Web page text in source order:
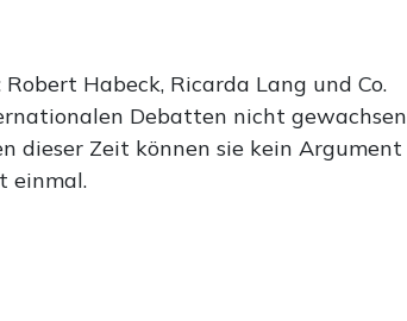
Habeck, Ricarda Lang und Co.
Debatten nicht gewachsen
dieser Zeit können sie kein Argument
einmal.